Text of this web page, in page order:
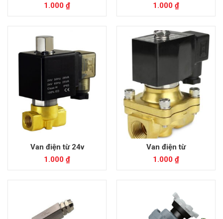
1.000 ₫
1.000 ₫
Van điện từ 24v
1.000 ₫
Van điện từ
1.000 ₫